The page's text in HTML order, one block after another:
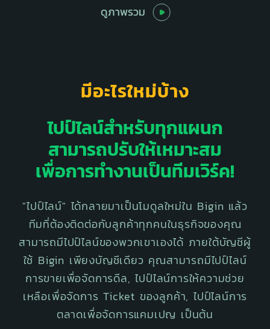
ดูภาพรวม
มีอะไรใหม่บ้าง
ไปป์ไลน์สำหรับทุกแผนก
สามารถปรับให้เหมาะสม
เพื่อการทำงานเป็นทีมเวิร์ค!
"ไปป์ไลน์" ได้กลายมาเป็นโมดูลใหม่ใน Bigin แล้ว
ทีมที่ต้องติดต่อกับลูกค้าทุกคนในธุรกิจของคุณ
สามารถมีไปป์ไลน์ของพวกเขาเองได้ ภายใต้บัญชีผู้
ใช้ Bigin เพียงบัญชีเดียว คุณสามารถมีไปป์ไลน์
การขายเพื่อจัดการดีล, ไปป์ไลน์การให้ความช่วย
เหลือเพื่อจัดการ Ticket ของลูกค้า, ไปป์ไลน์การ
ตลาดเพื่อจัดการแคมเปญ เป็นต้น